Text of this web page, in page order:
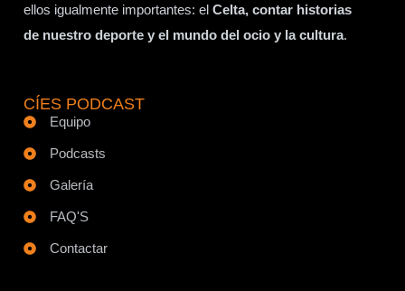
ellos igualmente importantes: el Celta, contar historias
de nuestro deporte y el mundo del ocio y la cultura.
CÍES PODCAST
Equipo
Podcasts
Galería
FAQ'S
Contactar